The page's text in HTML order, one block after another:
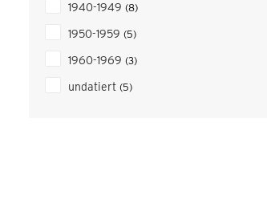
1940-1949 (8)
1950-1959 (5)
1960-1969 (3)
undatiert (5)